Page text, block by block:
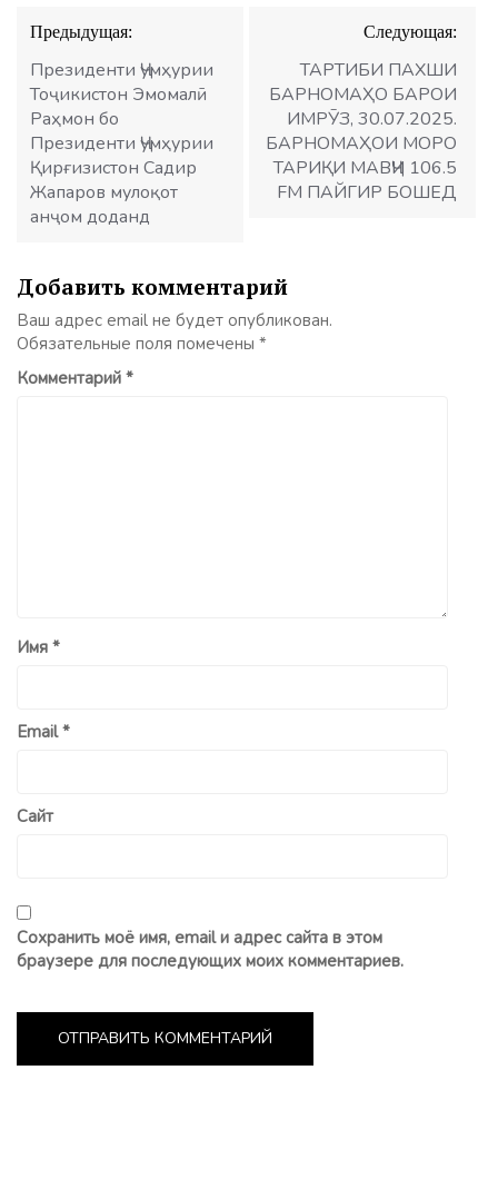
Навигация
по
записям
Предыдущая:
Президенти Ҷумҳурии
Тоҷикистон Эмомалӣ
Раҳмон бо
Президенти Ҷумҳурии
Қирғизистон Садир
Жапаров мулоқот
анҷом доданд
Следующая:
ТАРТИБИ ПАХШИ
БАРНОМАҲО БАРОИ
ИМРӮЗ, 30.07.2025.
БАРНОМАҲОИ МОРО
ТАРИҚИ МАВҶИ 106.5
FM ПАЙГИР БОШЕД
Добавить комментарий
Ваш адрес email не будет опубликован.
Обязательные поля помечены *
Комментарий *
Имя *
Email*
Сайт
Сохранить моё имя, email и адрес сайта в этом
браузере для последующих моих комментариев.